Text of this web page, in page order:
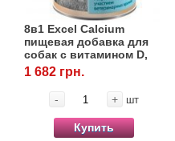
8в1 Excel Calcium
пищевая добавка для
собак с витамином D,
880 табл.
1 682 грн.
- + шт
Купить